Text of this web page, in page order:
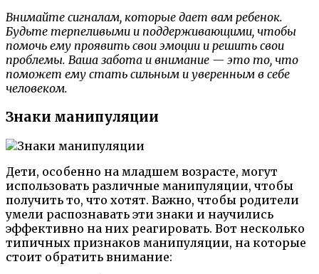
Внимайте сигналам, которые дает вам ребенок.
Будьте терпеливыми и поддерживающими, чтобы
помочь ему проявить свои эмоции и решить свои
проблемы. Ваша забота и внимание — это то, что
поможет ему стать сильным и уверенным в себе
человеком.
Знаки манипуляции
Дети, особенно на младшем возрасте, могут
использовать различные манипуляции, чтобы
получить то, что хотят. Важно, чтобы родители
умели распознавать эти знаки и научились
эффективно на них реагировать. Вот несколько
типичных признаков манипуляции, на которые
стоит обратить внимание: